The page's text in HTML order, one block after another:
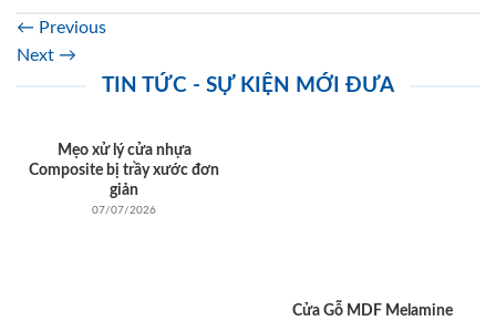
← Previous
Next →
TIN TỨC - SỰ KIỆN MỚI ĐƯA
Mẹo xử lý cửa nhựa
Composite bị trầy xước đơn
giản
07/07/2026
Cửa Gỗ MDF Melamine